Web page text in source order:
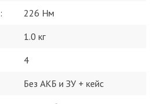
:
226 Нм
1.0 кг
4
Без АКБ и ЗУ + кейс